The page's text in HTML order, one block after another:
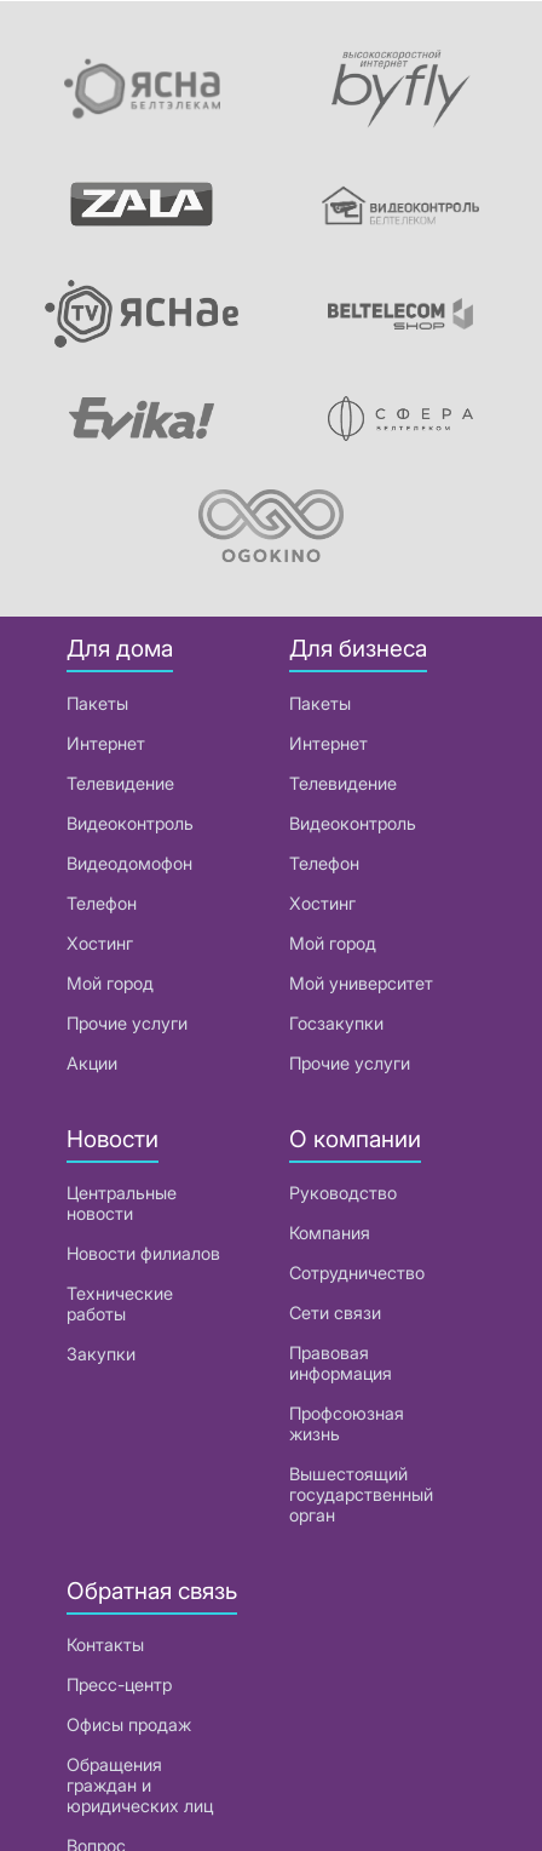
Для дома
Пакеты
Интернет
Телевидение
Видеоконтроль
Видеодомофон
Телефон
Хостинг
Мой город
Прочие услуги
Акции
Для бизнеса
Пакеты
Интернет
Телевидение
Видеоконтроль
Телефон
Хостинг
Мой город
Мой университет
Госзакупки
Прочие услуги
Новости
Центральные
новости
Новости филиалов
Технические
работы
Закупки
О компании
Руководство
Компания
Сотрудничество
Сети связи
Правовая
информация
Профсоюзная
жизнь
Вышестоящий
государственный
орган
Обратная связь
Контакты
Пресс-центр
Офисы продаж
Обращения
граждан и
юридических лиц
Вопрос